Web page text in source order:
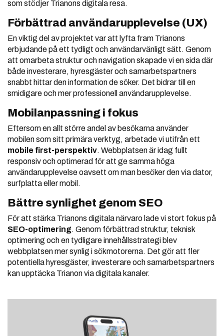
som stödjer Trianons digitala resa.
Förbättrad användarupplevelse (UX)
En viktig del av projektet var att lyfta fram Trianons
erbjudande på ett tydligt och användarvänligt sätt. Genom
att omarbeta struktur och navigation skapade vi en sida där
både investerare, hyresgäster och samarbetspartners
snabbt hittar den information de söker. Det bidrar till en
smidigare och mer professionell användarupplevelse.
Mobilanpassning i fokus
Eftersom en allt större andel av besökarna använder
mobilen som sitt primära verktyg, arbetade vi utifrån ett
mobile first-perspektiv. Webbplatsen är idag fullt
responsiv och optimerad för att ge samma höga
användarupplevelse oavsett om man besöker den via dator,
surfplatta eller mobil.
Bättre synlighet genom SEO
För att stärka Trianons digitala närvaro lade vi stort fokus på
SEO-optimering. Genom förbättrad struktur, teknisk
optimering och en tydligare innehållsstrategi blev
webbplatsen mer synlig i sökmotorerna. Det gör att fler
potentiella hyresgäster, investerare och samarbetspartners
kan upptäcka Trianon via digitala kanaler.